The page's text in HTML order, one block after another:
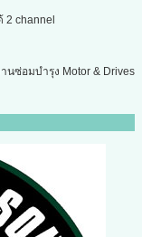
channel
นซ่อมบำรุง Motor & Drives